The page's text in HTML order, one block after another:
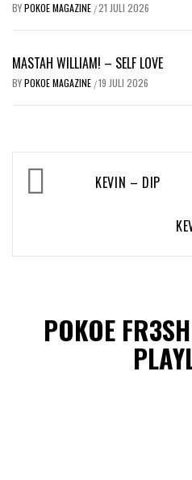
BYPOKOE MAGAZINE /21 JULI 2026
MASTAH WILLIAM! – SELF LOVE
BYPOKOE MAGAZINE /19 JULI 2026
Bericht
navigatieKEVIN – DIP
POKOE